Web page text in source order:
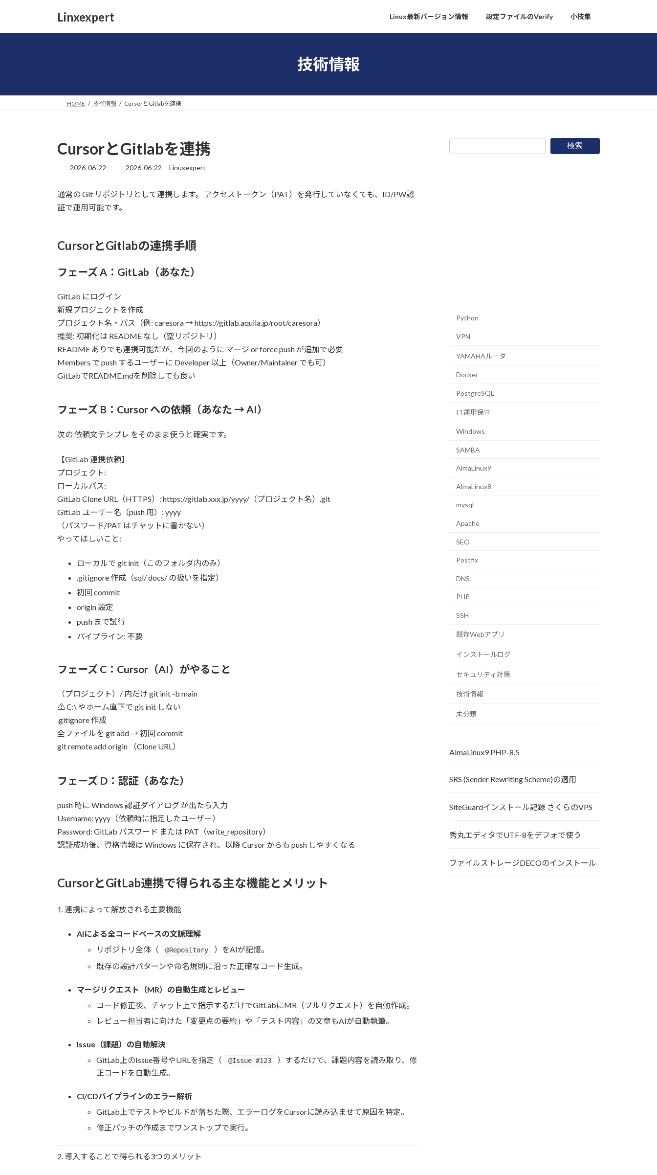
Linxexpert Linux最新バージョン情報 設定ファイルのVerify 小技集
技術情報
HOME 技術情報 CursorとGitlabを連携
CursorとGitlabを連携
2026-06-22
最
新
2026-06-22 Linuxexpert
通常の Git リポジトリとして連携します。 アクセストークン（PAT）を発行していなくても、ID/PW認
証で運用可能です。
CursorとGitlabの連携手順
フェーズ A：GitLab（あなた）
GitLab にログイン
新規プロジェクトを作成
プロジェクト名・パス（例: caresora → https://gitlab.aquila.jp/root/caresora）
推奨: 初期化は README なし（空リポジトリ）
README ありでも連携可能だが、今回のように マージ or force push が追加で必要
Members で push するユーザーに Developer 以上（Owner/Maintainer でも可）
GitLabでREADME.mdを削除しても良い
フェーズ B：Cursor への依頼（あなた → AI）
次の 依頼文テンプレ をそのまま使うと確実です。
【GitLab 連携依頼】
プロジェクト:
ローカルパス:
GitLab Clone URL（HTTPS）: https://gitlab.xxx.jp/yyyy/（プロジェクト名）.git
GitLab ユーザー名（push 用）: yyyy
（パスワード/PAT はチャットに書かない）
やってほしいこと:
ローカルで git init（このフォルダ内のみ）
.gitignore 作成（sql/ docs/ の扱いを指定）
初回 commit
origin 設定
push まで試行
パイプライン: 不要
フェーズ C：Cursor（AI）がやること
（プロジェクト）/ 内だけ git init -b main
⚠ C:\ やホーム直下で git init しない
.gitignore 作成
全ファイルを git add → 初回 commit
git remote add origin （Clone URL）
フェーズ D：認証（あなた）
push 時に Windows 認証ダイアログ が出たら入力
Username: yyyy（依頼時に指定したユーザー）
Password: GitLab パスワード または PAT（write_repository）
認証成功後、資格情報は Windows に保存され、以降 Cursor からも push しやすくなる
CursorとGitLab連携で得られる主な機能とメリット
1. 連携によって解放される主要機能
AIによる全コードベースの文脈理解
リポジトリ全体（
@Repository
）をAIが記憶。
既存の設計パターンや命名規則に沿った正確なコード生成。
マージリクエスト（MR）の自動生成とレビュー
コード修正後、チャット上で指示するだけでGitLabにMR（プルリクエスト）を自動作成。
レビュー担当者に向けた「変更点の要約」や「テスト内容」の文章もAIが自動執筆。
Issue（課題）の自動解決
GitLab上のIssue番号やURLを指定（
@Issue #123
）するだけで、課題内容を読み取り、修
正コードを自動生成。
CI/CDパイプラインのエラー解析
GitLab上でテストやビルドが落ちた際、エラーログをCursorに読み込ませて原因を特定。
修正パッチの作成までワンストップで実行。
2. 導入することで得られる3つのメリット
検索
Python
VPN
YAMAHAルータ
Docker
PostgreSQL
IT運用保守
Windows
SAMBA
AlmaLinux9
AlmaLinux8
mysql
Apache
SEO
Postfix
DNS
PHP
SSH
既存Webアプリ
インストールログ
セキュリティ対策
技術情報
未分類
AlmaLinux9 PHP-8.5
SRS (Sender Rewriting Scheme)の適用
SiteGuardインストール記録 さくらのVPS
秀丸エディタでUTF-8をデフォで使う
ファイルストレージDECOのインストール